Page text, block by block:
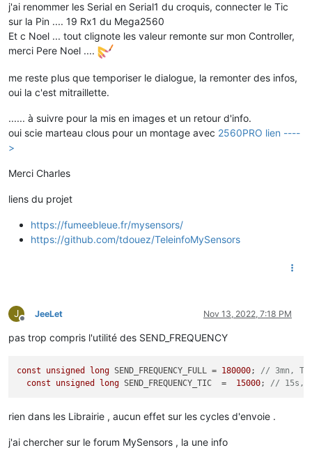
j'ai renommer les Serial en Serial1 du croquis, connecter le Tic
sur la Pin .... 19 Rx1 du Mega2560
Et c Noel ... tout clignote les valeur remonte sur mon Controller,
merci Pere Noel ....
me reste plus que temporiser le dialogue, la remonter des infos,
oui la c'est mitraillette.
...... à suivre pour la mis en images et un retour d'info.
oui scie marteau clous pour un montage avec 2560PRO lien ----
>
Merci Charles
liens du projet
https://fumeebleue.fr/mysensors/
https://github.com/tdouez/TeleinfoMySensors
J
Offline
JeeLet Nov 13, 2022, 7:18 PM
pas trop compris l'utilité des SEND_FREQUENCY
const unsigned long SEND_FREQUENCY_FULL = 180000; // 3mn,
const
unsigned long SEND_FREQUENCY_TIC  = 15000; // 15s,
rien dans les Librairie , aucun effet sur les cycles d'envoie .
j'ai chercher sur le forum MySensors , la une info